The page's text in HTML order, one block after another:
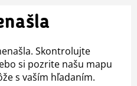
Skontrolujte
si pozrite našu mapu
s vaším hľadaním.